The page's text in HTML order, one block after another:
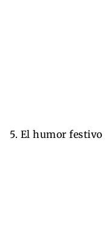
5. El humor festivo